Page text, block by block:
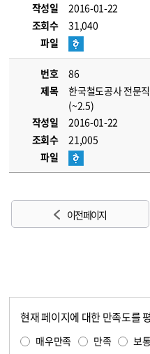
작성일
2016-01-22
조회수
31,040
파일
번호
86
제목
한국철도공사 전문
(~2.5)
작성일
2016-01-22
조회수
21,005
파일
이전 페이지
현재 페이지에 대한 만족도를
매우만족 만족 보통